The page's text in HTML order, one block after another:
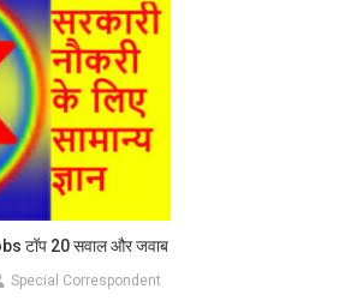
टॉप 20 सवाल और जवाब
Special Correspondent